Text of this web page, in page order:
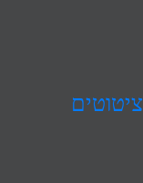
ציטוטים